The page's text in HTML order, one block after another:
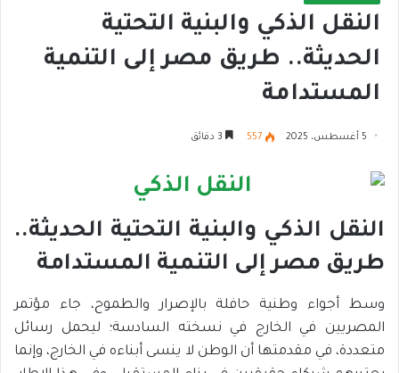
النقل الذكي والبنية التحتية
الحديثة.. طريق مصر إلى التنمية
المستدامة
5 أغسطس، 2025 557
النقل الذكي والبنية التحتية الحديثة..
طريق مصر إلى التنمية المستدامة
وسط أجواء وطنية حافلة بالإصرار والطموح، جاء مؤتمر
المصريين في الخارج في نسخته السادسة؛ ليحمل رسائل
متعددة، في مقدمتها أن الوطن لا ينسى أبناءه في الخارج، وإنما